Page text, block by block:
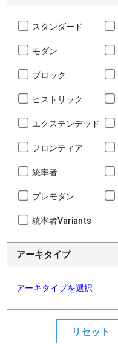
スタンダード
モダン
ブロック
ヒストリック
エクステンデッド
フロンティア
統率者
プレモダン
統率者Variants
アーキタイプ
アーキタイプを選択